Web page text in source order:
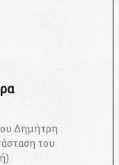
Δημήτρη
του